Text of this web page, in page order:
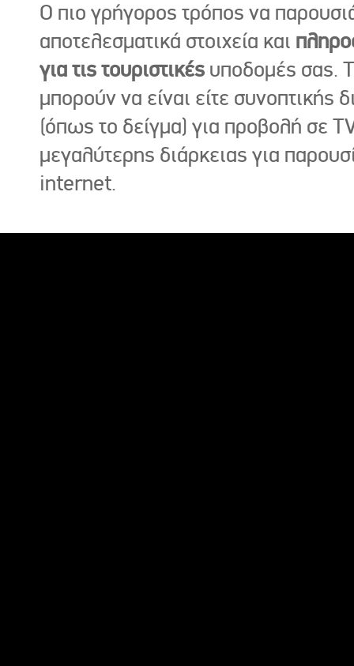
Ο πιο γρήγορος τρόπος να
αποτελεσματικά στοιχεία και
για τις τουριστικές υποδομές σας.
μπορούν να είναι είτε συνοπτικής
(όπως το δείγμα) για προβολή σε
μεγαλύτερης διάρκειας για
internet.